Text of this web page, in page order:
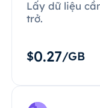
Lấy dữ liệu
trở.
$0.27/GB